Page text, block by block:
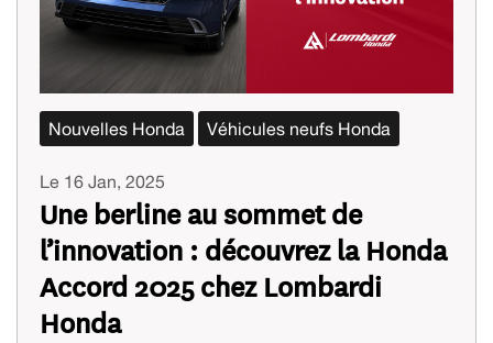
Nouvelles Honda Véhicules neufs Honda
Le 16 Jan, 2025
Une berline au sommet de
l’innovation : découvrez la Honda
Accord 2025 chez Lombardi
Honda